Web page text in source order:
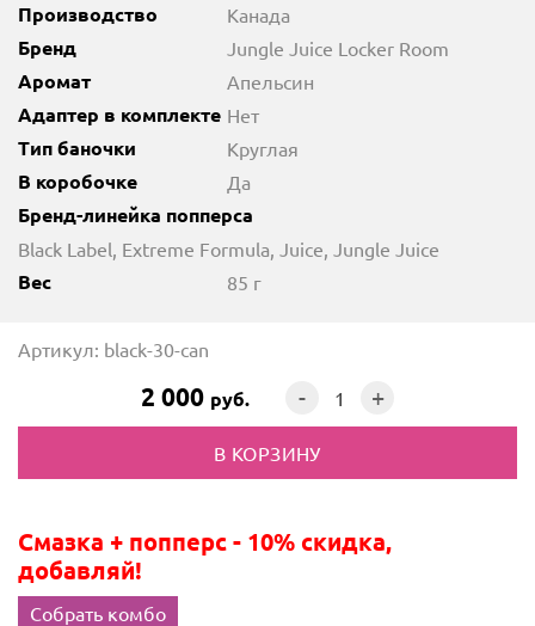
Производство Канада
Бренд Jungle Juice Locker Room
Аромат Апельсин
Адаптер в комплекте Нет
Тип баночки Круглая
В коробочке Да
Бренд-линейка попперса
Black Label, Extreme Formula, Juice, Jungle Juice
Вес 85 г
Артикул: black-30-can
2 000 руб. - +
Смазка + попперс - 10% скидка,
добавляй!
Собрать комбо